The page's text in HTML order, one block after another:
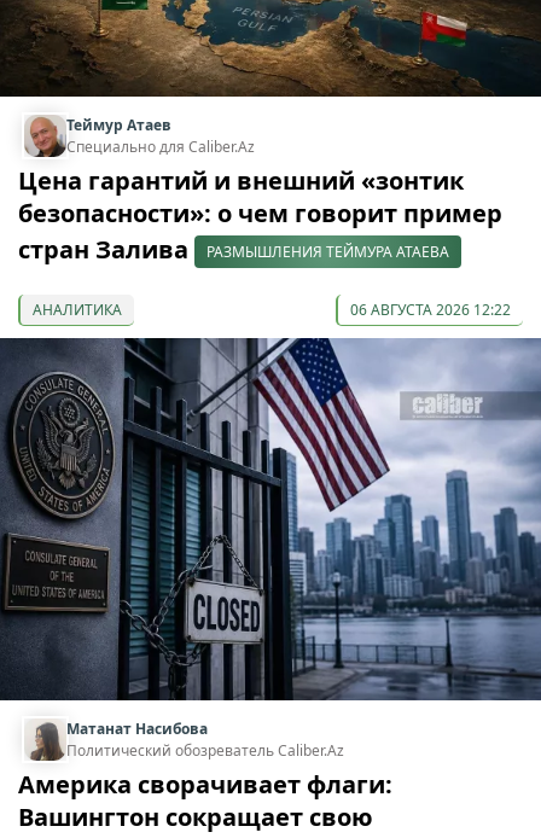
Теймур Атаев
Специально для Caliber.Az
Цена гарантий и внешний «зонтик
безопасности»: о чем говорит пример
стран Залива
РАЗМЫШЛЕНИЯ ТЕЙМУРА АТАЕВА
АНАЛИТИКА 06 АВГУСТА 2026 12:22
Матанат Насибова
Политический обозреватель Caliber.Az
Америка сворачивает флаги:
Вашингтон сокращает свою